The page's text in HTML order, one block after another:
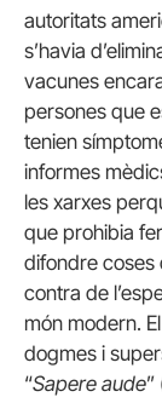
autoritats
s’havia
vacunes
persones que
tenien
informes
les xarxes
que prohibia
difondre coses
contra de
món modern.
dogmes i
“Sapere aude